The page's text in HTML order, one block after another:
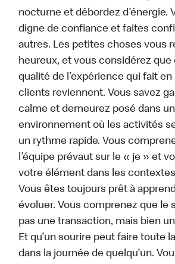
nocturne et débordez d’énergie.
digne de confiance et faites
autres. Les petites choses vous
heureux, et vous considérez que
qualité de l’expérience qui fait
clients reviennent. Vous savez
calme et demeurez posé dans un
environnement où les activités
un rythme rapide. Vous
l’équipe prévaut sur le « je » et
votre élément dans les
Vous êtes toujours prêt à
évoluer. Vous comprenez que le
pas une transaction, mais bien
Et qu’un sourire peut faire toute
dans la journée de quelqu’un.